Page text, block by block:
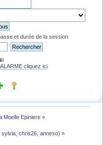
et durée de la session
cliquez ici
Moelle Epiniere »
sylvia ,chris26 ,anneso) »